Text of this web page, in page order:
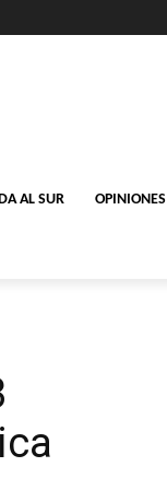
AL SUR OPINIONES